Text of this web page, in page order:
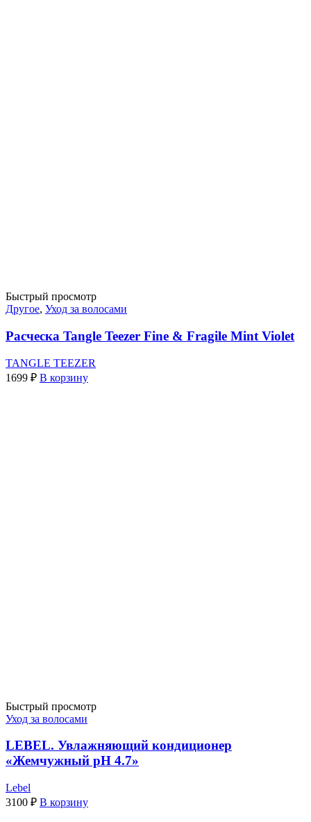
Быстрый просмотр
Другое, Уход за волосами
Расческа Tangle Teezer Fine & Fragile Mint Violet
TANGLE TEEZER
1699 ₽ В корзину
Быстрый просмотр
Уход за волосами
LEBEL. Увлажняющий кондиционер
«Жемчужный pH 4.7»
Lebel
3100 ₽ В корзину